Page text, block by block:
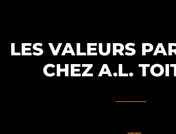
LES VALEURS
CHEZ A.L.